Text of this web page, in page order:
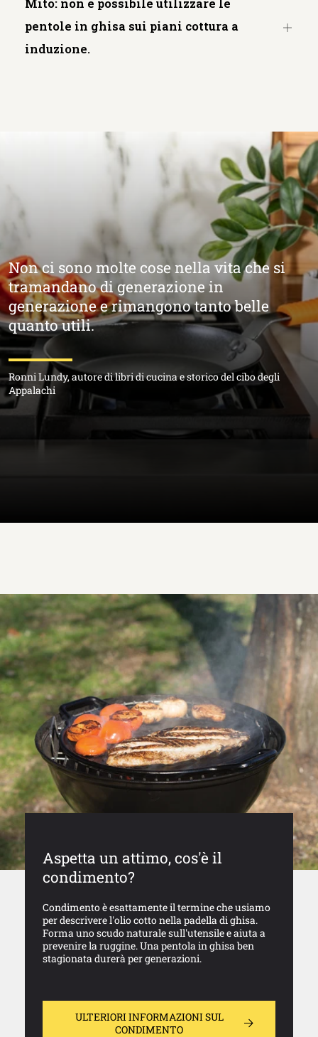
pentole in ghisa sui piani cottura a
induzione.
Apri
Non ci sono molte cose nella vita che si
tramandano di generazione in
generazione e rimangono tanto belle
quanto utili.
Ronni Lundy, autore di libri di cucina e storico del cibo degli
Appalachi
Aspetta un attimo, cos'è il
condimento?
Condimento è esattamente il termine che usiamo
per descrivere l'olio cotto nella padella di ghisa.
Forma uno scudo naturale sull'utensile e aiuta a
prevenire la ruggine. Una pentola in ghisa ben
stagionata durerà per generazioni.
ULTERIORI INFORMAZIONI SUL
CONDIMENTO